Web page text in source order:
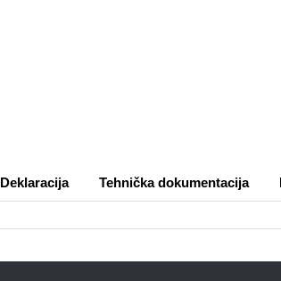
Deklaracija Tehnička dokumentacija